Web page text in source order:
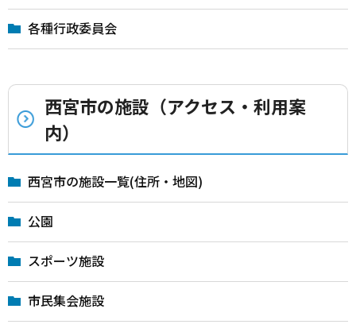
各種行政委員会
西宮市の施設（アクセス・利用案
内）
西宮市の施設一覧(住所・地図)
公園
スポーツ施設
市民集会施設